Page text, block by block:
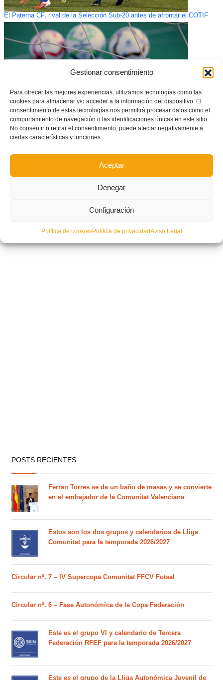
Gestionar consentimiento
Para ofrecer las mejores experiencias, utilizamos tecnologías como las
cookies para almacenar y/o acceder a la información del dispositivo. El
consentimiento de estas tecnologías nos permitirá procesar datos como el
comportamiento de navegación o las identificaciones únicas en este sitio.
No consentir o retirar el consentimiento, puede afectar negativamente a
ciertas características y funciones.
Aceptar
Denegar
Configuración
Política de cookiesPolítica de privacidadAviso Legal
El Paterna CF, rival de la Selección Sub-20 antes de afrontar el COTIF
POSTS RECIENTES
Ferran Torres se da un baño de masas y se convierte
en el embajador de la Comunitat Valenciana
Estos son los dos grupos y calendarios de Lliga
Comunitat para la temporada 2026/2027
Circular nº. 7 – IV Supercopa Comunitat FFCV Futsal
Circular nº. 6 – Fase Autonómica de la Copa Federación
Este es el grupo VI y calendario de Tercera
Federación RFEF para la temporada 2026/2027
Este es el grupo de la Lliga Autonòmica Juvenil de